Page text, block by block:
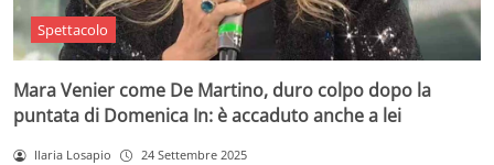
Spettacolo
Mara Venier come De Martino, duro colpo dopo la
puntata di Domenica In: è accaduto anche a lei
Ilaria Losapio 24 Settembre 2025